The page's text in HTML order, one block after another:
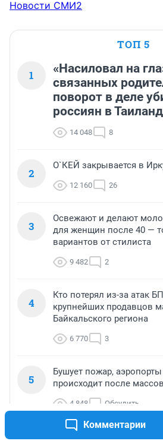
Комментарии
Новости СМИ2
ТОП 5
1
«Насиловал на
связанных
поворот в деле
россиян в
14 048 8
2
О`КЕЙ закрывается в
12 160 26
3
Освежают и делают
для женщин после 40 —
вариантов от стилиста
9 482 2
4
Кто потерял из-за атак
крупнейших продавцов
Байкальского региона
6 770 3
5
Бушует пожар,
происходит после
4 848 Обсудить